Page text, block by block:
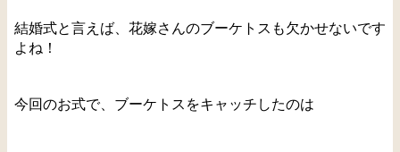
結婚式と言えば、花嫁さんのブーケトスも欠かせないです
よね！
今回のお式で、ブーケトスをキャッチしたのは